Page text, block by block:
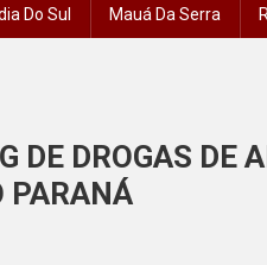
Do Sul Mauá Da Serra
DE DROGAS DE
PARANÁ